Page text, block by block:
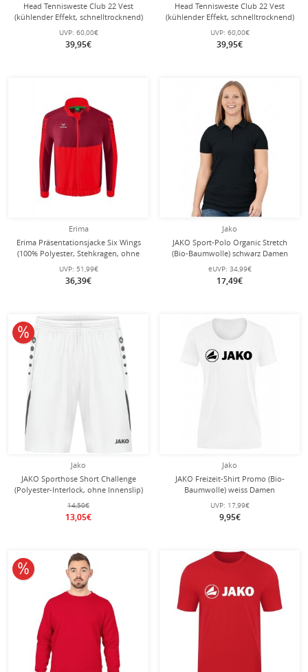
Head Tennisweste Club 22 Vest
(kühlender Effekt, schnelltrocknend)
schwarz Herren
UVP: 60,00€
39,95€
Head Tennisweste Club 22 Vest
(kühlender Effekt, schnelltrocknend)
weiss Herren
UVP: 60,00€
39,95€
Erima
Erima Präsentationsjacke Six Wings
(100% Polyester, Stehkragen, ohne
Innenfutter) rot/bordeaux Jungen
UVP: 51,99€
36,39€
Jako
JAKO Sport-Polo Organic Stretch
(Bio-Baumwolle) schwarz Damen
eUVP: 34,99€
17,49€
Jako
JAKO Sporthose Short Challenge
(Polyester-Interlock, ohne Innenslip)
kurz weiss Jungen
14,50€
13,05€
10% reduziert
Jako
JAKO Freizeit-Shirt Promo (Bio-
Baumwolle) weiss Damen
UVP: 17,99€
9,95€
10% reduziert